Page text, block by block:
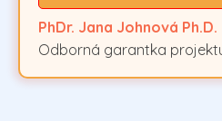
PhDr. Jana Johnová Ph.D.
Odborná garantka